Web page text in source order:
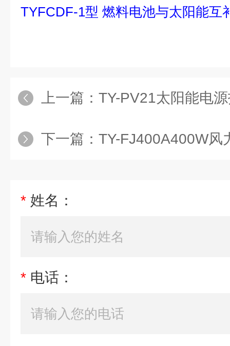
TYFCDF-1型 燃料电池与太阳能互
上一篇： TY-PV21太阳能电源技术及其
下一篇： TY-FJ400A400W风力发电教学
* 姓名：
* 电话：